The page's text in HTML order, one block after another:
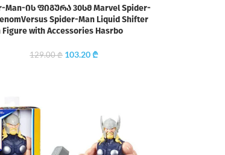
Man-ის ფიგურა 30სმ Marvel Spider-
Spider-Man Liquid Shifter
Figure with Accessories Hasrbo
129.00₾ 103.20₾